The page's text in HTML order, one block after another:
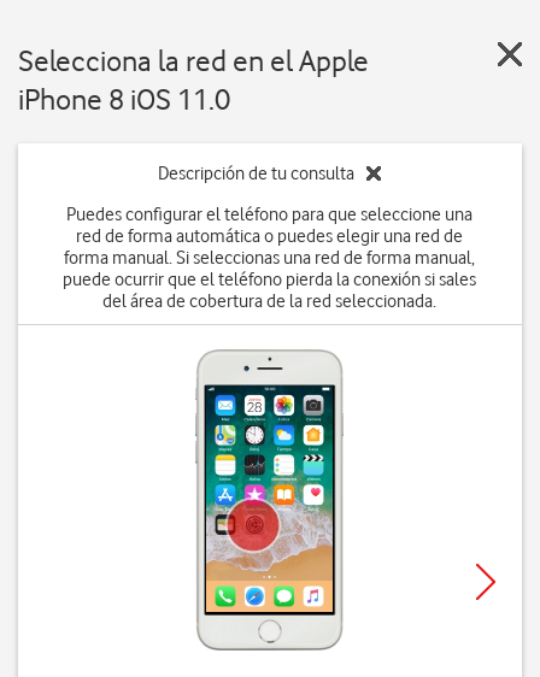
Selecciona la red en el Apple
iPhone 8 iOS 11.0
Descripción de tu consulta
Puedes configurar el teléfono para que seleccione una
red de forma automática o puedes elegir una red de
forma manual. Si seleccionas una red de forma manual,
puede ocurrir que el teléfono pierda la conexión si sales
del área de cobertura de la red seleccionada.